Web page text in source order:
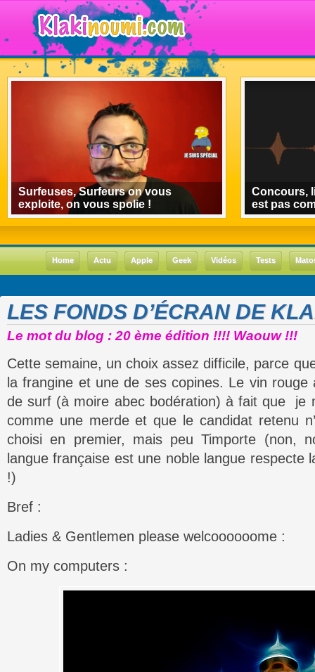
Surfeuses, Surfeurs on vous
exploite, on vous spolie !
Concours,
est pas
Home Actu Apple Geek Vidéos Tests
LES FONDS D’ÉCRAN DE
Le mot du blog : 20 ème édition !!!! Waouw !!!
Cette semaine, un choix assez difficile, parce
la frangine et une de ses copines. Le vin rouge
de surf (à moire abec bodération) à fait que je
comme une merde et que le candidat retenu
choisi en premier, mais peu Timporte (non,
langue française est une noble langue respecte
!)
Bref :
Ladies & Gentlemen please welcoooooome :
On my computers :